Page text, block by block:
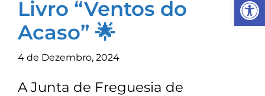
Informações
Notícias
Livro “Ventos do
Acaso” 🌟
4 de Dezembro, 2024
A Junta de Freguesia de